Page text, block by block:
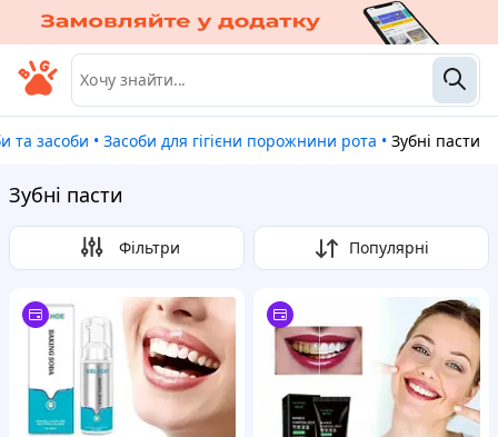
та засоби • Засоби для гігієни порожнини рота • Зубні пасти
Зубні пасти
Фільтри Популярні